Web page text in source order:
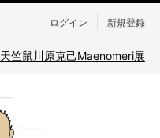
ログイン 新規登録
天竺鼠川原克己Maenomeri展